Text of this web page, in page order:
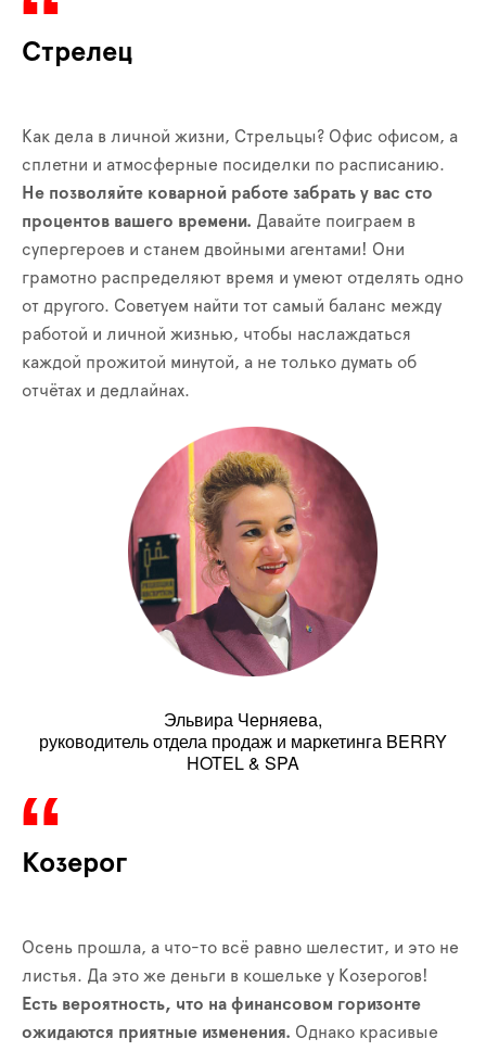
Стрелец
Как дела в личной жизни, Стрельцы? Офис офисом, а
сплетни и атмосферные посиделки по расписанию.
Не позволяйте коварной работе забрать у вас сто
процентов вашего времени. Давайте поиграем в
супергероев и станем двойными агентами! Они
грамотно распределяют время и умеют отделять одно
от другого. Советуем найти тот самый баланс между
работой и личной жизнью, чтобы наслаждаться
каждой прожитой минутой, а не только думать об
отчётах и дедлайнах.
Эльвира Черняева,
руководитель отдела продаж и маркетинга BERRY
HOTEL & SPA
Козерог
Осень прошла, а что-то всё равно шелестит, и это не
листья. Да это же деньги в кошельке у Козерогов!
Есть вероятность, что на финансовом горизонте
ожидаются приятные изменения. Однако красивые